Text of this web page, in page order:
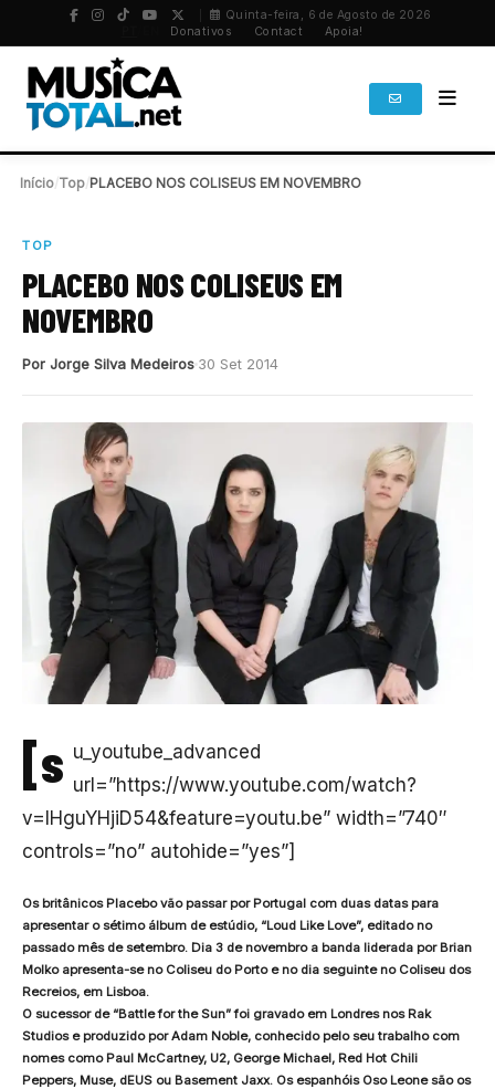
Quinta-feira, 6 de Agosto de 2026
Donativos Contact Apoia!
Início Top PLACEBO NOS COLISEUS EM NOVEMBRO
TOP
PLACEBO NOS COLISEUS EM
NOVEMBRO
Por Jorge Silva Medeiros 30 Set 2014
[s u_youtube_advanced
url=”https://www.youtube.com/watch?
v=lHguYHjiD54&feature=youtu.be” width=”740″
controls=”no” autohide=”yes”]
Os britânicos Placebo vão passar por Portugal com duas datas para
apresentar o sétimo álbum de estúdio, “Loud Like Love”, editado no
passado mês de setembro. Dia 3 de novembro a banda liderada por Brian
Molko apresenta-se no Coliseu do Porto e no dia seguinte no Coliseu dos
Recreios, em Lisboa.
O sucessor de “Battle for the Sun” foi gravado em Londres nos Rak
Studios e produzido por Adam Noble, conhecido pelo seu trabalho com
nomes como Paul McCartney, U2, George Michael, Red Hot Chili
Peppers, Muse, dEUS ou Basement Jaxx. Os espanhóis Oso Leone são os